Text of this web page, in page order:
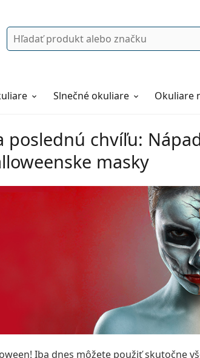
Vyhľadávanie
Slnečné okuliare Okuliare
poslednú chvíľu:
masky
Iba dnes môžete použiť skutočne